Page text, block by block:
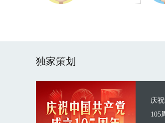
独家策划
庆
105